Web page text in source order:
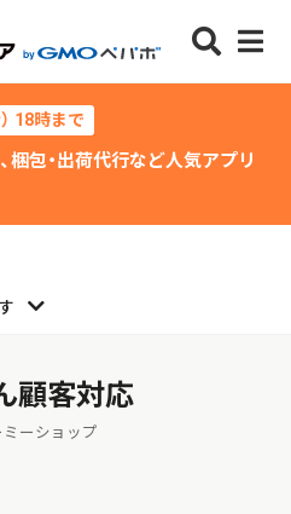
18時まで
梱包・出荷代行など人気アプリ
顧客対応
ミーショップ